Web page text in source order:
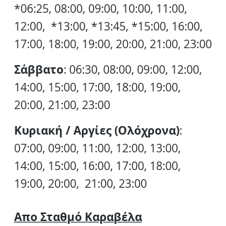
*06:25, 08:00, 09:00, 10:00, 11:00,
12:00, *13:00, *13:45, *15:00, 16:00,
17:00, 18:00, 19:00, 20:00, 21:00, 23:00
Σάββατο: 06:30, 08:00, 09:00, 12:00,
14:00, 15:00, 17:00, 18:00, 19:00,
20:00, 21:00, 23:00
Κυριακή / Αργίες (Ολόχρονα):
07:00, 09:00, 11:00, 12:00, 13:00,
14:00, 15:00, 16:00, 17:00, 18:00,
19:00, 20:00, 21:00, 23:00
Aπο Σταθμό Καραβέλα